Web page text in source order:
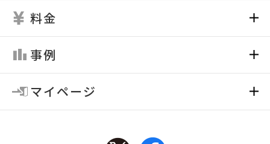
料金
事例
マイページ